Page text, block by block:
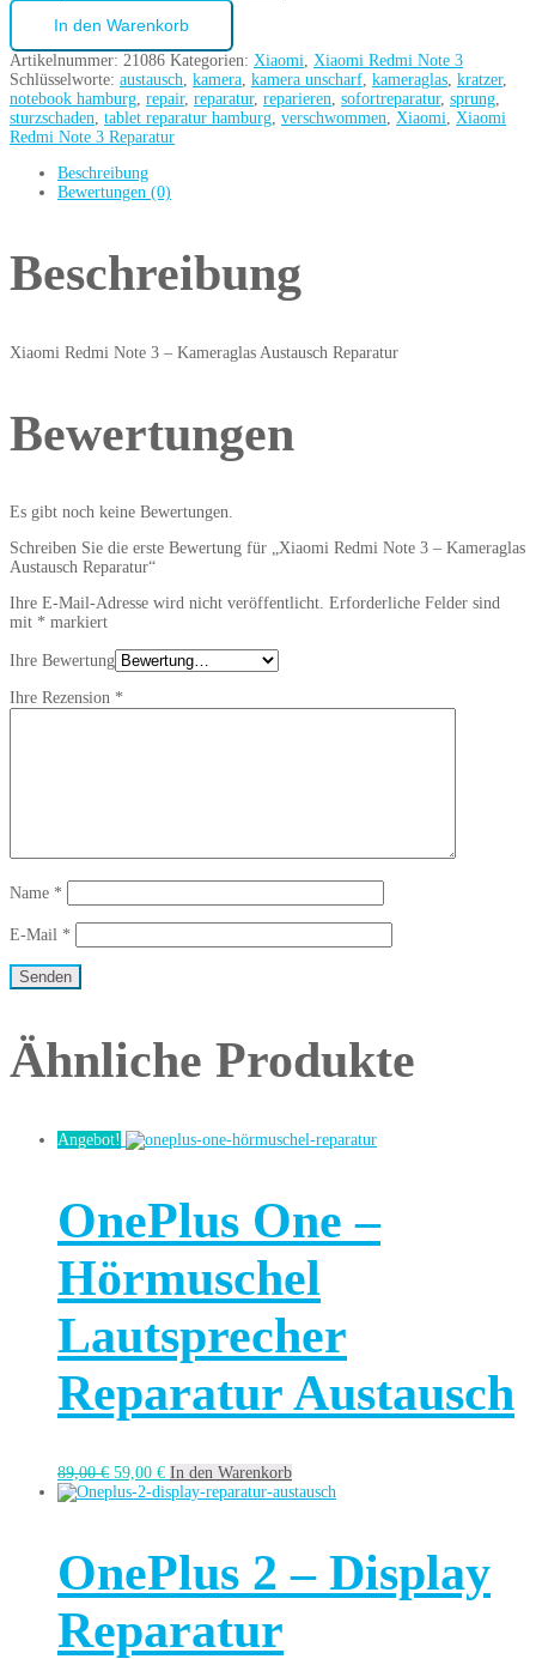
In den Warenkorb
Artikelnummer: 21086 Kategorien: Xiaomi, Xiaomi Redmi Note 3
Schlüsselworte: austausch, kamera, kamera unscharf, kameraglas, kratzer,
notebook hamburg, repair, reparatur, reparieren, sofortreparatur, sprung,
sturzschaden, tablet reparatur hamburg, verschwommen, Xiaomi, Xiaomi
Redmi Note 3 Reparatur
Beschreibung
Bewertungen (0)
Beschreibung
Xiaomi Redmi Note 3 – Kameraglas Austausch Reparatur
Bewertungen
Es gibt noch keine Bewertungen.
Schreiben Sie die erste Bewertung für „Xiaomi Redmi Note 3 – Kameraglas
Austausch Reparatur“
Ihre E-Mail-Adresse wird nicht veröffentlicht. Erforderliche Felder sind
mit * markiert
Ihre Bewertung
Ihre Rezension *
Name *
E-Mail *
Ähnliche Produkte
Angebot!
OnePlus One –
Hörmuschel
Lautsprecher
Reparatur Austausch
89,00€ 59,00 € In den Warenkorb
OnePlus 2 – Display
Reparatur